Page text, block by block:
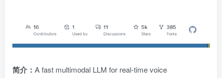
简介： A fast multimodal LLM for real-time voice